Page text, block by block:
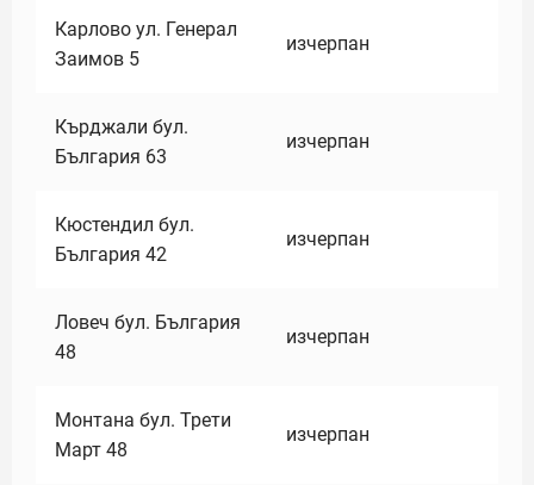
Карлово ул. Генерал
Заимов 5
изчерпан
Кърджали бул.
България 63
изчерпан
Кюстендил бул.
България 42
изчерпан
Ловеч бул. България
48
изчерпан
Монтана бул. Трети
Март 48
изчерпан